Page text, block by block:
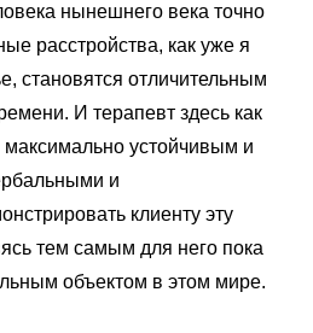
нынешнего века точно
расстройства, как уже я
становятся отличительным
И терапевт здесь как
устойчивым и
и
клиенту эту
тем самым для него пока
объектом в этом мире.